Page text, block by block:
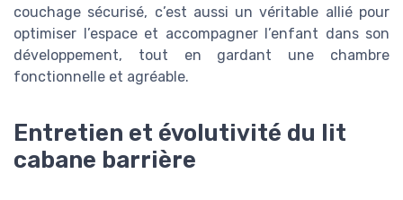
couchage sécurisé, c’est aussi un véritable allié pour
optimiser l’espace et accompagner l’enfant dans son
développement, tout en gardant une chambre
fonctionnelle et agréable.
Entretien et évolutivité du lit
cabane barrière